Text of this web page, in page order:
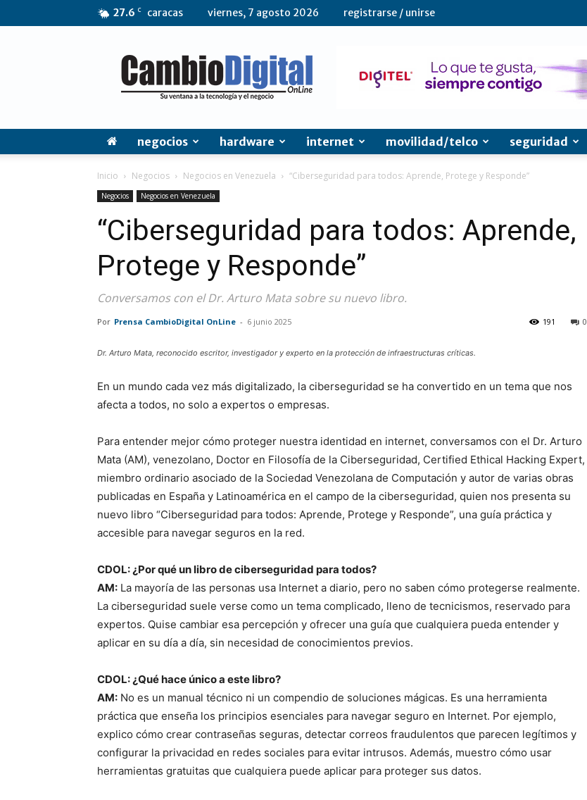
27.6 C caracas viernes, 7 agosto 2026 registrarse / unirse
CambioDigital
OnLine
negocios hardware internet movilidad/telco seguridad
Inicio Negocios Negocios en Venezuela “Ciberseguridad para todos: Aprende, Protege y Responde”
Negocios Negocios en Venezuela
“Ciberseguridad para todos: Aprende,
Protege y Responde”
Conversamos con el Dr. Arturo Mata sobre su nuevo libro.
Por Prensa CambioDigital OnLine - 6 junio 2025 0
191
Dr. Arturo Mata, reconocido escritor, investigador y experto en la protección de infraestructuras críticas.
En un mundo cada vez más digitalizado, la ciberseguridad se ha convertido en un tema que nos
afecta a todos, no solo a expertos o empresas.
Para entender mejor cómo proteger nuestra identidad en internet, conversamos con el Dr. Arturo
Mata (AM), venezolano, Doctor en Filosofía de la Ciberseguridad, Certified Ethical Hacking Expert,
miembro ordinario asociado de la Sociedad Venezolana de Computación y autor de varias obras
publicadas en España y Latinoamérica en el campo de la ciberseguridad, quien nos presenta su
nuevo libro “Ciberseguridad para todos: Aprende, Protege y Responde”, una guía práctica y
accesible para navegar seguros en la red.
CDOL: ¿Por qué un libro de ciberseguridad para todos?
AM: La mayoría de las personas usa Internet a diario, pero no saben cómo protegerse realmente.
La ciberseguridad suele verse como un tema complicado, lleno de tecnicismos, reservado para
expertos. Quise cambiar esa percepción y ofrecer una guía que cualquiera pueda entender y
aplicar en su día a día, sin necesidad de conocimientos previos.
CDOL: ¿Qué hace único a este libro?
AM: No es un manual técnico ni un compendio de soluciones mágicas. Es una herramienta
práctica que enseña los principios esenciales para navegar seguro en Internet. Por ejemplo,
explico cómo crear contraseñas seguras, detectar correos fraudulentos que parecen legítimos y
configurar la privacidad en redes sociales para evitar intrusos. Además, muestro cómo usar
herramientas gratuitas que cualquiera puede aplicar para proteger sus datos.